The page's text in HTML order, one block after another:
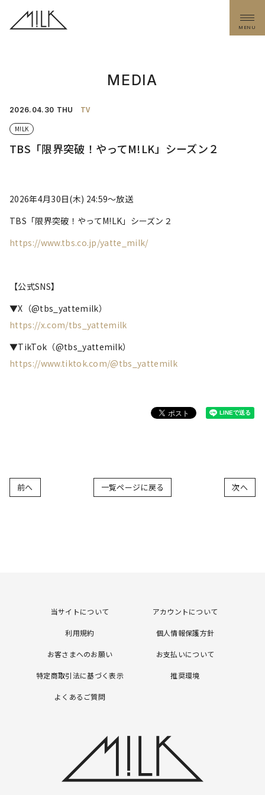
MENU
MEDIA
2026. 04.30 THU TV
M!LK
TBS「限界突破！やってM!LK」シーズン２
2026年4月30日(木) 24:59～放送
TBS「限界突破！やってM!LK」シーズン２
https://www.tbs.co.jp/yatte_milk/
【公式SNS】
▼X（@tbs_yattemilk）
https://x.com/tbs_yattemilk
▼TikTok（@tbs_yattemilk）
https://www.tiktok.com/@tbs_yattemilk
次へ
一覧ページに戻る
前へ
当サイトについて アカウントについて
利用規約 個人情報保護方針
お客さまへのお願い お支払いについて
特定商取引法に基づく表示 推奨環境
よくあるご質問